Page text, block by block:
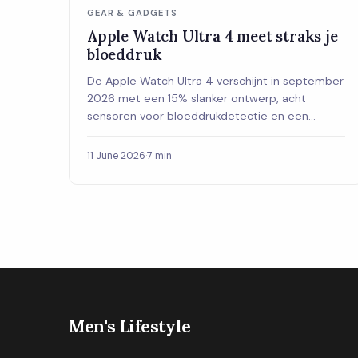
GEAR & GADGETS
Apple Watch Ultra 4 meet straks je
bloeddruk
De Apple Watch Ultra 4 verschijnt in september
2026 met een 15% slanker ontwerp, acht
sensoren voor bloeddrukdetectie en een
een rij.
11 June 2026·7 min
Men's Lifestyle